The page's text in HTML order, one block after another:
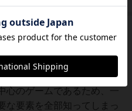
むゲーム・ブックのような
心のゲームであるため、一
な要素を全部知ってしまっ